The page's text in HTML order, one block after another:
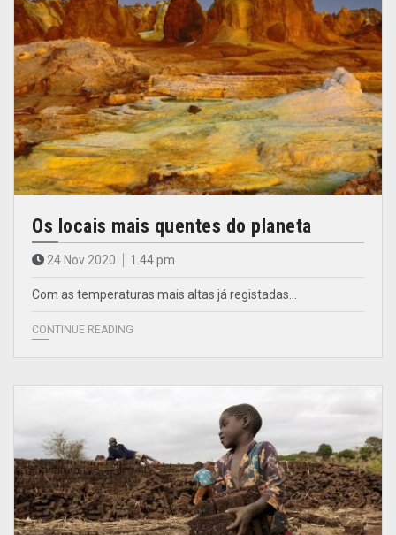
Os locais mais quentes do planeta
24 Nov 2020 1.44 pm
Com as temperaturas mais altas já registadas…
CONTINUE READING